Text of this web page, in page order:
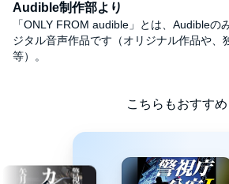
Audible制作部より
「ONLY FROM audible」とは、Audibleの
ジタル音声作品です（オリジナル作品や、
等）。
こちらもおすすめ